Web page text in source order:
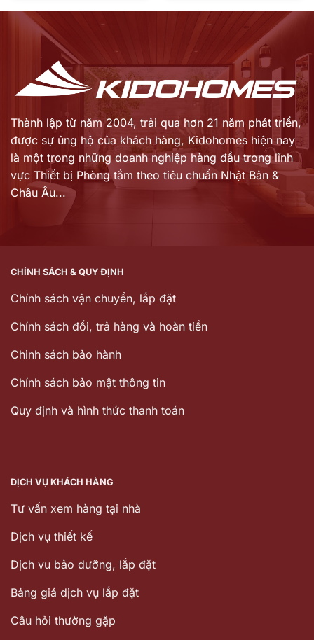
3.850.000 ₫.
2.695.000 ₫.
Thành lập từ năm 2004, trải qua hơn 21 năm phát triển,
được sự ủng hộ của khách hàng, Kidohomes hiện nay
là một trong những doanh nghiệp hàng đầu trong lĩnh
vực Thiết bị Phòng tắm theo tiêu chuẩn Nhật Bản &
Châu Âu...
CHÍNH SÁCH & QUY ĐỊNH
Chính sách vận chuyển, lắp đặt
Chính sách đổi, trả hàng và hoàn tiền
Chinh sách bảo hành
Chính sách bảo mật thông tin
Quy định và hình thức thanh toán
DỊCH VỤ KHÁCH HÀNG
Tư vấn xem hàng tại nhà
Dịch vụ thiết kế
Dịch vu bảo dưỡng, lắp đặt
Bảng giá dịch vụ lắp đặt
Câu hỏi thường gặp